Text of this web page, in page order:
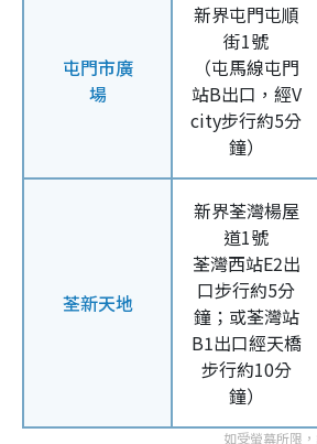
屯門市廣
場
新界屯門屯順
街1號
（屯馬線屯門
站B出口，經V
city步行約5分
鐘）
荃新天地
新界荃灣楊屋
道1號
荃灣西站E2出
口步行約5分
鐘；或荃灣站
B1出口經天橋
步行約10分
鐘）